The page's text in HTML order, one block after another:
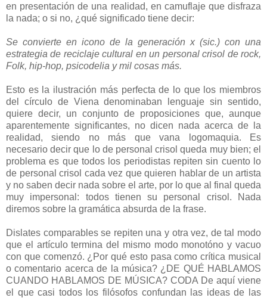
en presentación de una realidad, en camuflaje que disfraza
la nada; o si no, ¿qué significado tiene decir:
Se convierte en icono de la generación x (sic.) con una
estrategia de reciclaje cultural en un personal crisol de rock,
Folk, hip-hop, psicodelia y mil cosas más.
Esto es la ilustración más perfecta de lo que los miembros
del círculo de Viena denominaban lenguaje sin sentido,
quiere decir, un conjunto de proposiciones que, aunque
aparentemente significantes, no dicen nada acerca de la
realidad, siendo no más que vana logomaquia. Es
necesario decir que lo de personal crisol queda muy bien; el
problema es que todos los periodistas repiten sin cuento lo
de personal crisol cada vez que quieren hablar de un artista
y no saben decir nada sobre el arte, por lo que al final queda
muy impersonal: todos tienen su personal crisol. Nada
diremos sobre la gramática absurda de la frase.
Dislates comparables se repiten una y otra vez, de tal modo
que el artículo termina del mismo modo monotóno y vacuo
con que comenzó. ¿Por qué esto pasa como crítica musical
o comentario acerca de la música? ¿DE QUÉ HABLAMOS
CUANDO HABLAMOS DE MÚSICA? CODA De aquí viene
el que casi todos los filósofos confundan las ideas de las